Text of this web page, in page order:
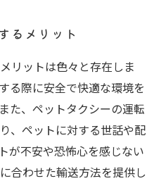
るメリット
リットは色々と存在しま
る際に安全で快適な環境を
た、ペットタクシーの運転
、ペットに対する世話や配
が不安や恐怖心を感じない
合わせた輸送方法を提供し